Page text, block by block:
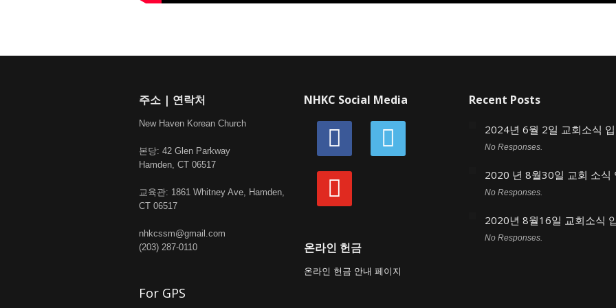
주소 | 연락처
New Haven Korean Church
본당: 42 Glen Parkway
Hamden, CT 06517
교육관: 1861 Whitney Ave, Hamden,
CT 06517
nhkcssm@gmail.com
(203) 287-0110
For GPS
NHKC Social Media
facebook vimeo
youtube
온라인 헌금
온라인 헌금 안내 페이지
Recent Posts
2024년 6월 2일 교회소식
No Responses.
2020 년 8월30일 교회 소식
No Responses.
2020년 8월16일 교회소식
No Responses.